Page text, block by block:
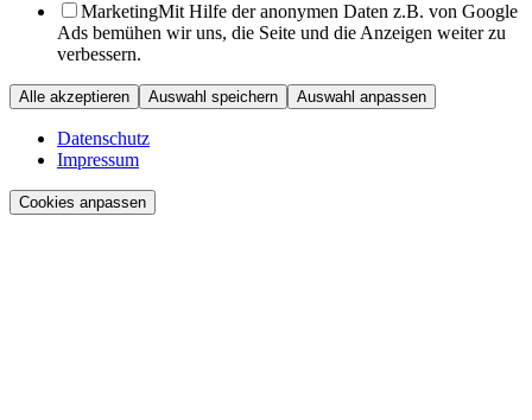
MarketingMit Hilfe der anonymen Daten z.B. von Google
Ads bemühen wir uns, die Seite und die Anzeigen weiter zu
verbessern.
Alle akzeptieren Auswahl speichern Auswahl anpassen
Datenschutz
Impressum
Cookies anpassen